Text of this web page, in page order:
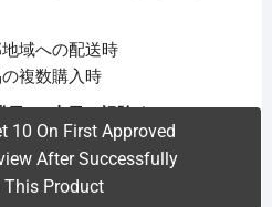
域への配送時
複数購入時
日 ※土日・祝除く
10 On First Approved
After Successfully
Product